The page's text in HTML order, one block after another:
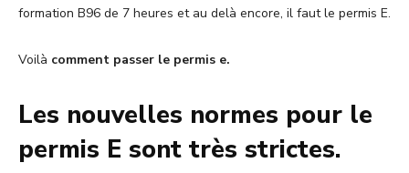
formation B96 de 7 heures et au delà encore, il faut le permis E.
Voilà comment passer le permis e.
Les nouvelles normes pour le
permis E sont très strictes.